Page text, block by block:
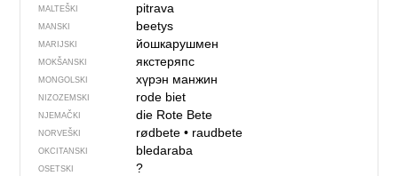
MALTEŠKI pitrava
MANSKI beetys
MARIJSKI йошкарушмен
MOKŠANSKI якстеряпс
MONGOLSKI хүрэн манжин
NIZOZEMSKI rode biet
NJEMAČKI die Rote Bete
NORVEŠKI rødbete• raudbete
OKCITANSKI bledaraba
OSETSKI ?